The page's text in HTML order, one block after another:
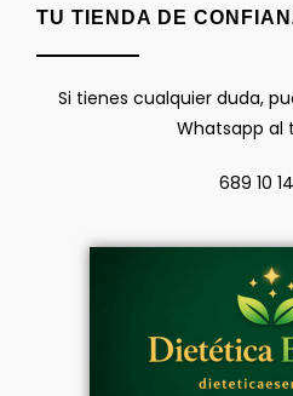
TU TIENDA DE
Si tienes cualquier duda,
Whatsapp al
689 10